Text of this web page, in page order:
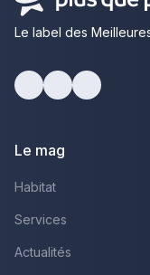
Le label des
Le mag
Habitat
Services
Actualités